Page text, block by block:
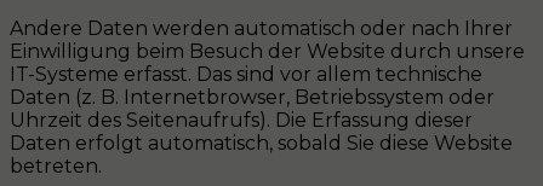
Andere Daten werden automatisch oder nach Ihrer
Einwilligung beim Besuch der Website durch unsere
IT-Systeme erfasst. Das sind vor allem technische
Daten (z. B. Internetbrowser, Betriebssystem oder
Uhrzeit des Seitenaufrufs). Die Erfassung dieser
Daten erfolgt automatisch, sobald Sie diese Website
betreten.